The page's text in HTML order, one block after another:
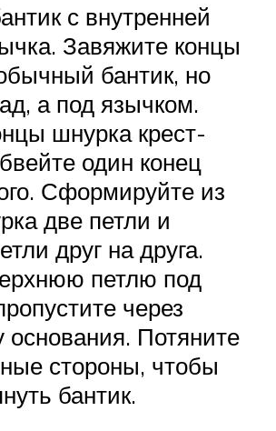
с внутренней
Завяжите концы
бантик, но
а под язычком.
шнурка крест-
один конец
Сформируйте из
две петли и
друг на друга.
петлю под
через
основания. Потяните
стороны, чтобы
бантик.